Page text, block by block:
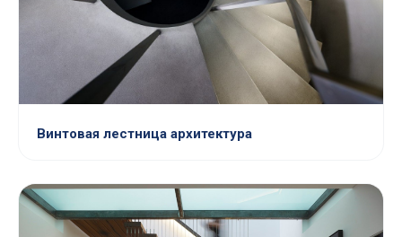
Винтовая лестница архитектура